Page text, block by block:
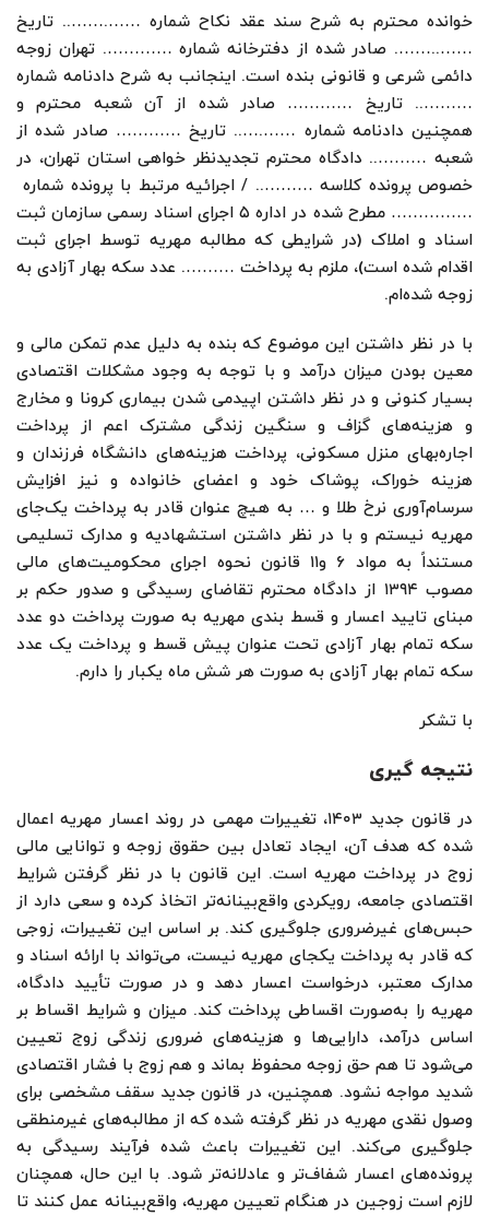
خوانده محترم به شرح سند عقد نکاح شماره …….…….. تاریخ
……..……. صادر شده از دفترخانه شماره …………. تهران زوجه
دائمی شرعی و قانونی بنده است. اینجانب به شرح دادنامه شماره
……….. تاریخ ………… صادر شده از آن شعبه محترم و
همچنین دادنامه شماره …….….. تاریخ ………… صادر شده از
شعبه ……….. دادگاه محترم تجدیدنظر خواهی استان تهران، در
خصوص پرونده کلاسه ……….. / اجرائیه مرتبط با پرونده شماره
…………… مطرح شده در اداره ۵ اجرای اسناد رسمی سازمان ثبت
اسناد و املاک (در شرایطی که مطالبه مهریه توسط اجرای ثبت
اقدام شده است)، ملزم به پرداخت ………. عدد سکه بهار آزادی به
زوجه شده‌ام.
با در نظر داشتن این موضوع که بنده به دلیل عدم تمکن مالی و
معین بودن میزان درآمد و با توجه به وجود مشکلات اقتصادی
بسیار کنونی و در نظر داشتن اپیدمی شدن بیماری کرونا و مخارج
و هزینه‌های گزاف و سنگین زندگی مشترک اعم از پرداخت
اجاره‌بهای منزل مسکونی، پرداخت هزینه‌های دانشگاه فرزندان و
هزینه خوراک، پوشاک خود و اعضای خانواده و نیز افزایش
سرسام‌آوری نرخ طلا و … به هیچ عنوان قادر به پرداخت یک‌جای
مهریه نیستم و با در نظر داشتن استشهادیه و مدارک تسلیمی
مستنداً به مواد ۶ و۱۱ قانون نحوه اجرای محکومیت‌های مالی
مصوب ۱۳۹۴ از دادگاه محترم تقاضای رسیدگی و صدور حکم بر
مبنای تایید اعسار و قسط بندی مهریه به صورت پرداخت دو عدد
سکه تمام بهار آزادی تحت عنوان پیش قسط و پرداخت یک عدد
سکه تمام بهار آزادی به صورت هر شش ماه یکبار را دارم.
با تشکر
نتیجه گیری
در قانون جدید ۱۴۰۳، تغییرات مهمی در روند اعسار مهریه اعمال
شده که هدف آن، ایجاد تعادل بین حقوق زوجه و توانایی مالی
زوج در پرداخت مهریه است. این قانون با در نظر گرفتن شرایط
اقتصادی جامعه، رویکردی واقع‌بینانه‌تر اتخاذ کرده و سعی دارد از
حبس‌های غیرضروری جلوگیری کند. بر اساس این تغییرات، زوجی
که قادر به پرداخت یکجای مهریه نیست، می‌تواند با ارائه اسناد و
مدارک معتبر، درخواست اعسار دهد و در صورت تأیید دادگاه،
مهریه را به‌صورت اقساطی پرداخت کند. میزان و شرایط اقساط بر
اساس درآمد، دارایی‌ها و هزینه‌های ضروری زندگی زوج تعیین
می‌شود تا هم حق زوجه محفوظ بماند و هم زوج با فشار اقتصادی
شدید مواجه نشود. همچنین، در قانون جدید سقف مشخصی برای
وصول نقدی مهریه در نظر گرفته شده که از مطالبه‌های غیرمنطقی
جلوگیری می‌کند. این تغییرات باعث شده فرآیند رسیدگی به
پرونده‌های اعسار شفاف‌تر و عادلانه‌تر شود. با این حال، همچنان
لازم است زوجین در هنگام تعیین مهریه، واقع‌بینانه عمل کنند تا